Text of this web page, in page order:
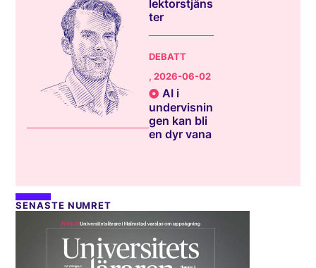
lektorstjäns
ter
DEBATT
, 2026-06-02
AI i
undervisnin
gen kan bli
en dyr vana
SENASTE NUMRET